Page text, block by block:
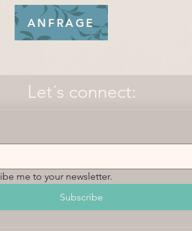
ANFRAGE
Let´s connect:
me to your newsletter.
Subscribe